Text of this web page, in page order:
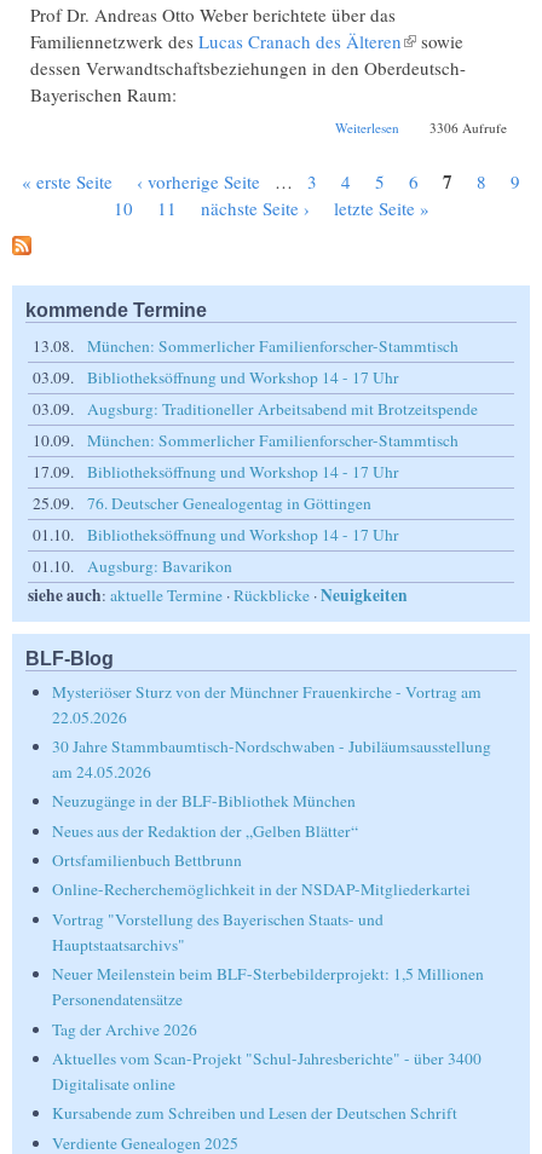
Prof Dr. Andreas Otto Weber berichtete über das
Familiennetzwerk des Lucas Cranach des Älteren(Link ist extern)
sowie
dessen Verwandtschaftsbeziehungen in den Oberdeutsch-
Bayerischen Raum:
Weiterlesen über Das
in den Oberdeutsch-
Bayerischen Raum
3306 Aufrufe
« erste Seite ‹ vorherige Seite … 3 4 5 6 7 8
9
10
11 nächste Seite › letzte Seite »
kommende Termine
13.08.
München: Sommerlicher Familienforscher-Stammtisch
03.09.
Bibliotheksöffnung und Workshop 14 - 17 Uhr
03.09.
Augsburg: Traditioneller Arbeitsabend mit Brotzeitspende
10.09.
München: Sommerlicher Familienforscher-Stammtisch
17.09.
Bibliotheksöffnung und Workshop 14 - 17 Uhr
25.09.
76. Deutscher Genealogentag in Göttingen
01.10.
Bibliotheksöffnung und Workshop 14 - 17 Uhr
01.10.
Augsburg: Bavarikon
siehe auch: aktuelle Termine ·Rückblicke ·Neuigkeiten
BLF-Blog
Mysteriöser Sturz von der Münchner Frauenkirche - Vortrag am
22.05.2026
30 Jahre Stammbaumtisch-Nordschwaben - Jubiläumsausstellung
am 24.05.2026
Neuzugänge in der BLF-Bibliothek München
Neues aus der Redaktion der „Gelben Blätter“
Ortsfamilienbuch Bettbrunn
Online-Recherchemöglichkeit in der NSDAP-Mitgliederkartei
Vortrag "Vorstellung des Bayerischen Staats- und
Hauptstaatsarchivs"
Neuer Meilenstein beim BLF-Sterbebilderprojekt: 1,5 Millionen
Personendatensätze
Tag der Archive 2026
Aktuelles vom Scan-Projekt "Schul-Jahresberichte" - über 3400
Digitalisate online
Kursabende zum Schreiben und Lesen der Deutschen Schrift
Verdiente Genealogen 2025